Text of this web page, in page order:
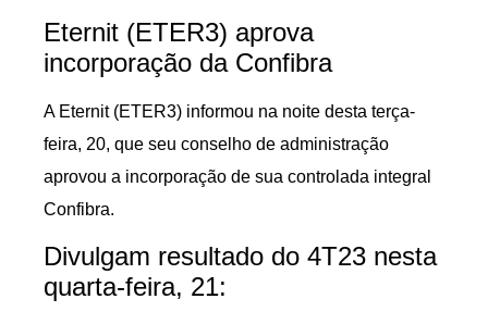
Eternit (ETER3) aprova
incorporação da Confibra
A Eternit (ETER3) informou na noite desta terça-
feira, 20, que seu conselho de administração
aprovou a incorporação de sua controlada integral
Confibra.
Divulgam resultado do 4T23 nesta
quarta-feira, 21: